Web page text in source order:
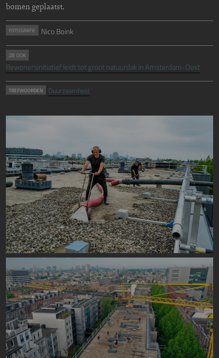
bomen geplaatst.
FOTOGRAFIE Nico Boink
ZIE OOK
Bewonersinitiatief leidt tot groot natuurdak in Amsterdam-Oost
TREFWOORDEN Duurzaamheid